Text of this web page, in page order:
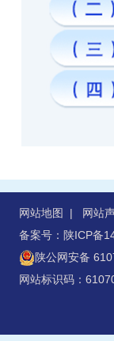
网站地图 | 网站
备案号：陕ICP备
陕公网安备
网站标识码：